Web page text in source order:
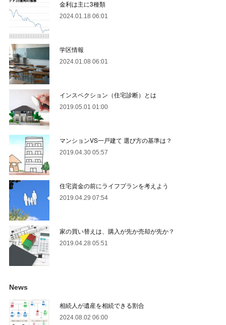
金利は主に3種類
2024.01.18 06:01
学区情報
2024.01.08 06:01
インスペクション（住宅診断）とは
2019.05.01 01:00
マンションVS一戸建て 選び方の基準は？
2019.04.30 05:57
住宅資金の前にライフプランを考えよう
2019.04.29 07:54
家の買い替えは、購入が先か売却が先か？
2019.04.28 05:51
News
相続人が遺産を相続できる割合
2024.08.02 06:00